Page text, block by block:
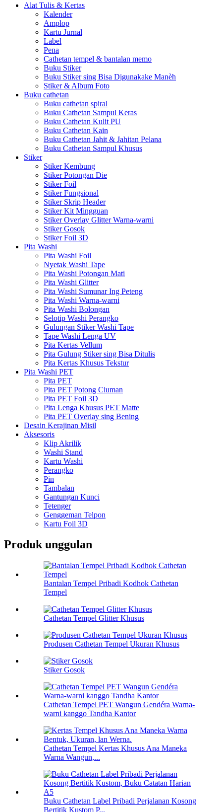
Alat Tulis & Kertas
Kalender
Amplop
Kartu Jurnal
Label
Pena
Cathetan tempel & bantalan memo
Buku Stiker
Buku Stiker sing Bisa Digunakake Manèh
Stiker & Album Foto
Buku cathetan
Buku cathetan spiral
Buku Cathetan Sampul Keras
Buku Cathetan Kulit PU
Buku Cathetan Kain
Buku Cathetan Jahit & Jahitan Pelana
Buku Cathetan Sampul Khusus
Stiker
Stiker Kembung
Stiker Potongan Die
Stiker Foil
Stiker Fungsional
Stiker Skrip Header
Stiker Kit Mingguan
Stiker Overlay Glitter Warna-warni
Stiker Gosok
Stiker Foil 3D
Pita Washi
Pita Washi Foil
Nyetak Washi Tape
Pita Washi Potongan Mati
Pita Washi Glitter
Pita Washi Sumunar Ing Peteng
Pita Washi Warna-warni
Pita Washi Bolongan
Selotip Washi Perangko
Gulungan Stiker Washi Tape
Tape Washi Lenga UV
Pita Kertas Vellum
Pita Gulung Stiker sing Bisa Ditulis
Pita Kertas Khusus Tekstur
Pita Washi PET
Pita PET
Pita PET Potong Ciuman
Pita PET Foil 3D
Pita Lenga Khusus PET Matte
Pita PET Overlay sing Bening
Desain Kerajinan Misil
Aksesoris
Klip Akrilik
Washi Stand
Kartu Washi
Perangko
Pin
Tambalan
Gantungan Kunci
Tetenger
Genggeman Telpon
Kartu Foil 3D
Produk unggulan
Bantalan Tempel Pribadi Kodhok Cathetan
Tempel
Cathetan Tempel Glitter Khusus
Produsen Cathetan Tempel Ukuran Khusus
Stiker Gosok
Cathetan Tempel PET Wangun Gendéra Warna-
warni kanggo Tandha Kantor
Cathetan Tempel Kertas Khusus Ana Maneka
Warna Wangun,...
Buku Cathetan Label Pribadi Perjalanan Kosong
Bertitik Kustom P...